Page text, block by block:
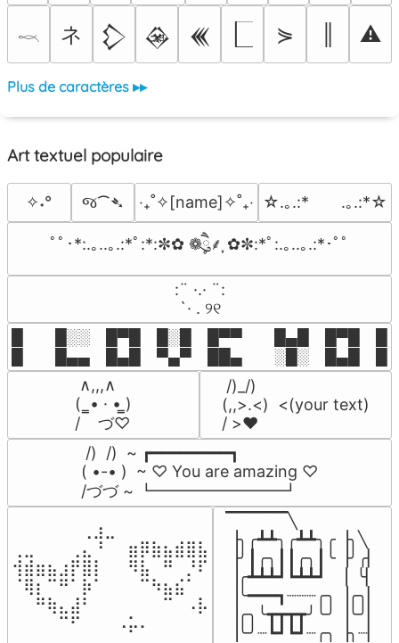
𓎖 ネ 𒁷 𒊲 𒌍 ⋟ ⚠
Plus de caractères ▸▸
Art textuel populaire
✧˖° જ⁀➴ ‎‧₊˚✧[name]✧˚₊‧ ☆.｡.:*　　.｡.:*☆
ﾟﾟ･*:.｡..｡.:*ﾟ:*:✼✿ ❁ཻུ۪۪⸙͎ ✿✼:*ﾟ:.｡..｡.:*･ﾟﾟ
⠀:¨ ·.· ¨:⠀
⠀ `· . ୨୧⠀
█  █░░ █▀█ █░█ █▀▀  █▄█ █▀█
█  █▄▄ █▄█ ▀▄▀ ██▄  ░█░ █▄█
∧,,,∧
(  ̳• · • ̳)
/    づ♡
/)_/)
(,,>.<)  <(your text)
/ >❤️
/)  /)  ~ ┏━━━━━━━━┓
( •-• )  ~ ♡ You are amazing ♡
/づづ ~ ┗━━━━━━━━┛
⠀⠀⠀⠀⠀⠀⢀⣰⣀⠀⠀⠀⠀⠀⠀⠀⠀
⢀⣀⠀⠀⠀⢀⣄⠘⠀⠀⣶⡿⣷⣦⣾⣿⣧
⢺⣾⣶⣦⣰⡟⣿⡇⠀⠀⠻⣧⠀⠛⠀⡘⠏
⠈⢿⡆⠉⠛⠁⡷⠁⠀⠀⠀⠉⠳⣦⣮⠁⠀
⠀⠀⠛⢷⣄⣼⠃⠀⠀⠀⠀⠀⠀⠉⠀⠠⡧
⠀⠀⠀⠀⠉⠋⠀⠀⠀⠠⡥⠄⠀⠀⠀⠀⠀
▔▔▔▔▔╲
▕╮╭┻┻╮╭┻┻╮╭▕╮╲
▕╯┃╭╮┃┃╭╮┃╰▕╯╭▏
▕╭┻┻┻┛┗┻┻┛  ▕  ╰▏
▕╰━━━┓┈┈┈╭╮▕╭╮▏
▕╭╮╰┳┳┳┳╯╰╯▕╰╯▏
▕╰╯┈┗┛┗┛┈╭╮▕╮┈▏